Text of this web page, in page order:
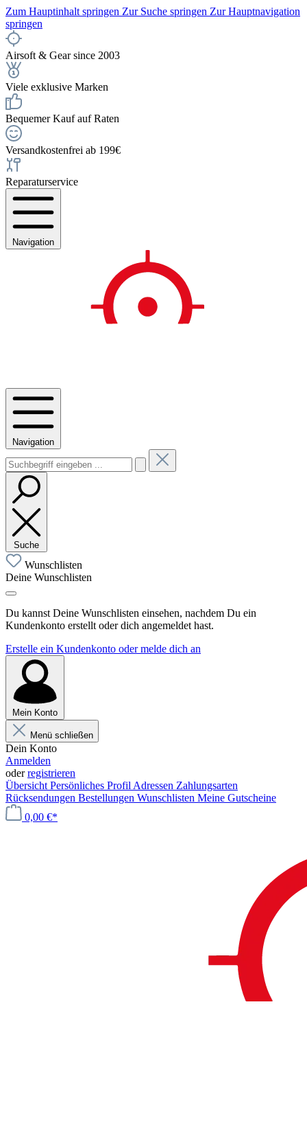
Zum Hauptinhalt springen Zur Suche springen Zur Hauptnavigation
springen
Airsoft & Gear since 2003
Viele exklusive Marken
Bequemer Kauf auf Raten
Versandkostenfrei ab 199€
Reparaturservice
Navigation
Navigation
Suche
Wunschlisten
Deine Wunschlisten
Du kannst Deine Wunschlisten einsehen, nachdem Du ein
Kundenkonto erstellt oder dich angemeldet hast.
Erstelle ein Kundenkonto oder melde dich an
Mein Konto
Menü schließen
Dein Konto
Anmelden
oderregistrieren
Übersicht Persönliches Profil Adressen Zahlungsarten
Rücksendungen Bestellungen Wunschlisten Meine Gutscheine
0,00 €*